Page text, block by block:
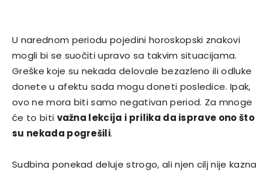
U narednom periodu pojedini horoskopski znakovi
mogli bi se suočiti upravo sa takvim situacijama.
Greške koje su nekada delovale bezazleno ili odluke
donete u afektu sada mogu doneti posledice. Ipak,
ovo ne mora biti samo negativan period. Za mnoge
će to biti važna lekcija i prilika da isprave ono što
su nekada pogrešili.
Sudbina ponekad deluje strogo, ali njen cilj nije kazna